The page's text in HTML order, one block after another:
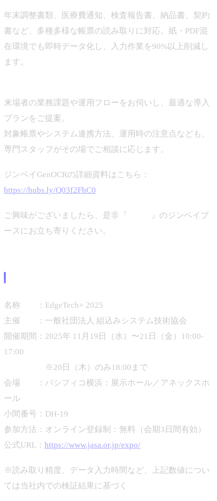
年末調整書類、医療費通知、検査報告書、納品書、契約
書など、多種多様な帳票の読み取りに対応。紙・PDF混
在環境でも即時データ化し、入力作業を90%以上削減し
ます。
来場者の業務課題や運用フローをお伺いし、最適な導入
プランをご提案。
対象帳票やシステム連携方法、運用時の注意点なども、
専門スタッフがその場でご相談に応じます。
ジンベイGenOCRの詳細資料はこちら：
https://hubs.ly/Q03f2FhC0
ご興味がございましたら、是非『
』のジンベイブ
ースにお立ち寄りください。
名称 ：EdgeTech+ 2025
主催 ：一般社団法人 組込みシステム技術協会
開催期間：2025年 11月19日（水）〜21日（金）10:00-
17:00
※20日（木）のみ18:00まで
会場 ：パシフィコ横浜：展示ホール／アネックスホ
ール
小間番号：DH-19
参加方法：オンライン登録制：無料（会期3日間有効）
公式URL： https://www.jasa.or.jp/expo/
※読み取り精度、データ入力時間など、上記数値につい
ては当社内での検証結果に基づく